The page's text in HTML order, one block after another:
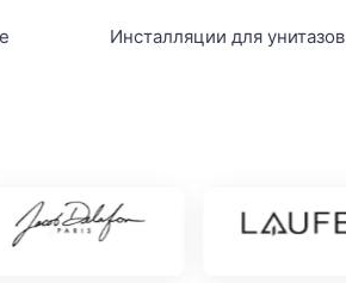
Инсталляции для унитазов